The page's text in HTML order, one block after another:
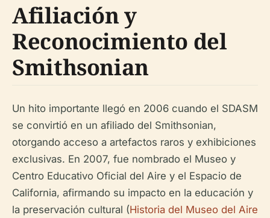
Afiliación y
Reconocimiento del
Smithsonian
Un hito importante llegó en 2006 cuando el SDASM
se convirtió en un afiliado del Smithsonian,
otorgando acceso a artefactos raros y exhibiciones
exclusivas. En 2007, fue nombrado el Museo y
Centro Educativo Oficial del Aire y el Espacio de
California, afirmando su impacto en la educación y
la preservación cultural (Historia del Museo del Aire